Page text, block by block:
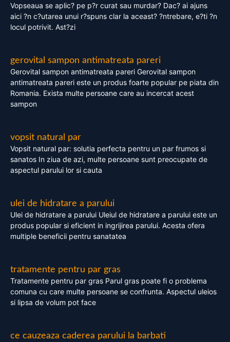
Vopseaua se aplic? pe p?r curat sau murdar? Dac? ai ajuns
aici ?n c?utarea unui r?spuns clar la aceast? ?ntrebare, e?ti ?n
locul potrivit. Ast?zi
gerovital sampon antimatreata pareri
Gerovital sampon antimatreata pareri Gerovital sampon
antimatreata pareri este un produs foarte popular pe piata din
Romania. Exista multe persoane care au incercat acest
sampon
vopsit natural par
Vopsit natural par: solutia perfecta pentru un par frumos si
sanatos In ziua de azi, multe persoane sunt preocupate de
aspectul parului lor si cauta
ulei de hidratare a parului
Ulei de hidratare a parului Uleiul de hidratare a parului este un
produs popular si eficient in ingrijirea parului. Acesta ofera
multiple beneficii pentru sanatatea
tratamente pentru par gras
Tratamente pentru par gras Parul gras poate fi o problema
comuna cu care multe persoane se confrunta. Aspectul uleios
si lipsa de volum pot face
ce cauzeaza caderea parului la barbati